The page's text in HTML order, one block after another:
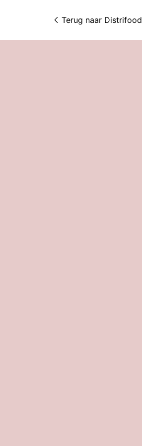
Terug naar Distrifood